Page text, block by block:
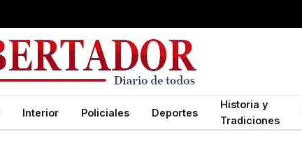
Interior Policiales Deportes
Historia y
Tradiciones